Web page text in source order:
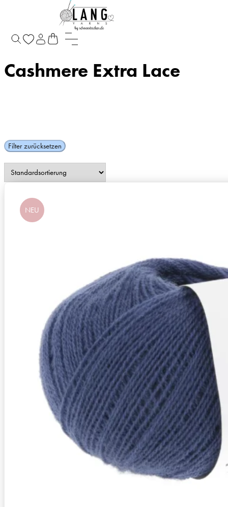
Produkte verschlagwortet mit „Cashmere Extra Lace“
Cashmere Extra Lace
Filter zurücksetzen
NEU
Zusammensetzung
100% Kaschmir
Lauflänge
~320m / 25g
Nadelstärke
Ø 2,5-3 mm
Garnstärke
Sock / Baby
Maschenprobe
27 M x 47 R